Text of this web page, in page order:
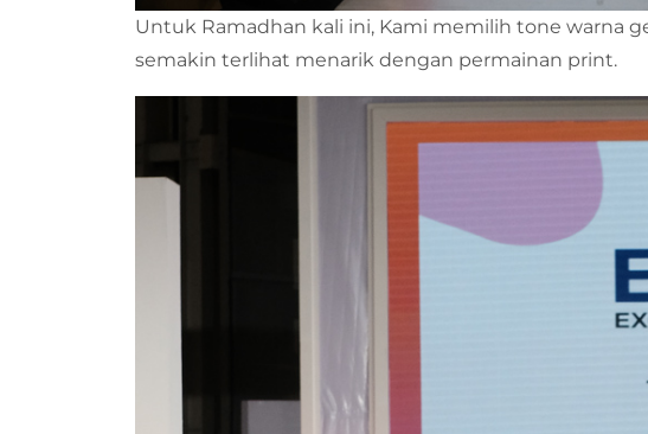
Untuk Ramadhan kali ini, Kami memilih tone warna
semakin terlihat menarik dengan permainan print.